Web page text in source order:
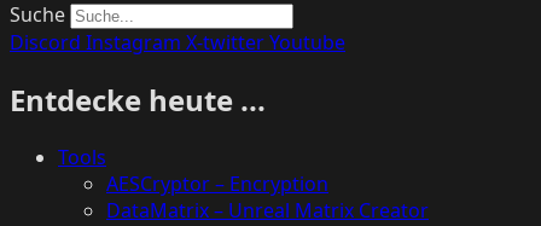
Suche
Discord Instagram X-twitterYoutube
Entdecke heute ...
Tools
AESCryptor – Encryption
DataMatrix – Unreal Matrix Creator